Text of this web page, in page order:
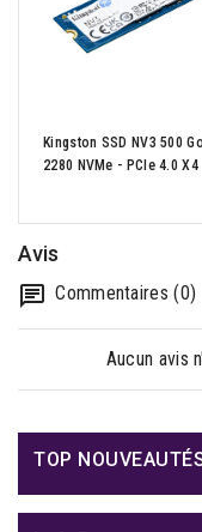
Kingston SSD NV3 500
2280 NVMe - PCIe 4.0 X4
Avis
Commentaires (0)
Aucun avis
TOP